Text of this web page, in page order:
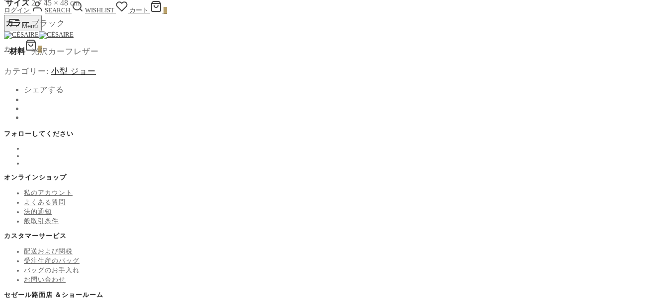
ログイン SEARCH WISHLIST カート
Menu
カート 0
サイズ 2 × 45 × 48 cm
カラー ブラック
材料 光沢カーフレザー
カテゴリー: 小型 ジョー
シェアする
フォローしてください
オンラインショップ
私のアカウント
よくある質問
法的通知
般取引条件
カスタマーサービス
配送および関税
受注生産のバッグ
バッグのお手入れ
お問い合わせ
セゼール路面店 ＆ショールーム